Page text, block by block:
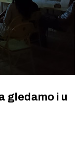
gledamo i u